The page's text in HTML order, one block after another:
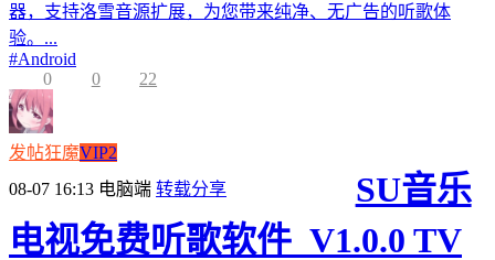
器，支持洛雪音源扩展，为您带来纯净、无广告的听歌体
验。...
#Android
0
0 22
发帖狂魔VIP2
08-07 16:13 电脑端 转载分享
SU音乐
电视免费听歌软件_V1.0.0 TV